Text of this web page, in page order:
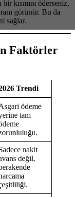
kısmını öderseniz,
görünür. Bu da
sağlar.
Faktörler
Trendi
ödeme
tam
nakit
değil,